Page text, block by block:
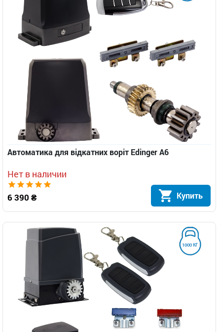
Автоматика для відкатних воріт Edinger A6
Нет в наличии
6 390 ₴ Купить